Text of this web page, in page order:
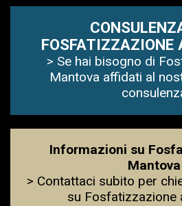
FOSFATIZZAZIONE
> Se hai bisogno di
Mantova affidati al
Informazioni su
Mantova
> Contattaci subito per
su Fosfatizzazione